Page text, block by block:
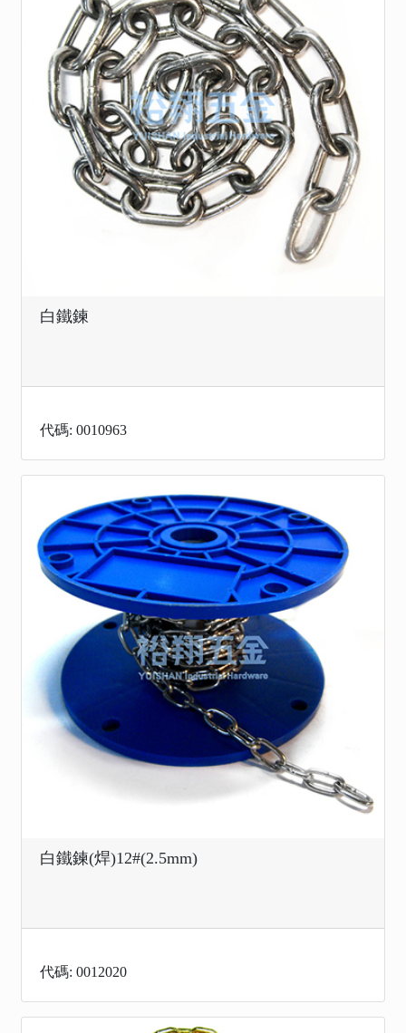
白鐵鍊
代碼: 0010963
白鐵鍊(焊)12#(2.5mm)
代碼: 0012020